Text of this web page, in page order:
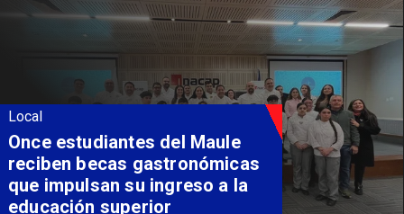
Local
Álvarez-Salamanca lidera la
apuesta regional para
consolidar el Paso Pehuenche
como alternativa a Los